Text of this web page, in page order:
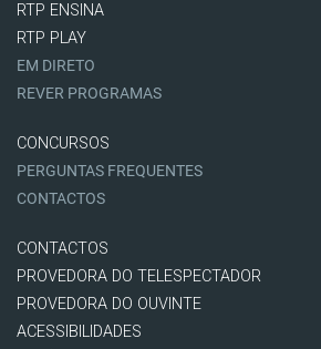
RTP ENSINA
RTP PLAY
EM DIRETO
REVER PROGRAMAS
CONCURSOS
PERGUNTAS FREQUENTES
CONTACTOS
CONTACTOS
PROVEDORA DO TELESPECTADOR
PROVEDORA DO OUVINTE
ACESSIBILIDADES